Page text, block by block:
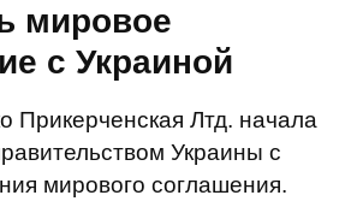
мировое
с Украиной
Прикерченская Лтд. начала
Украины с
мирового соглашения.